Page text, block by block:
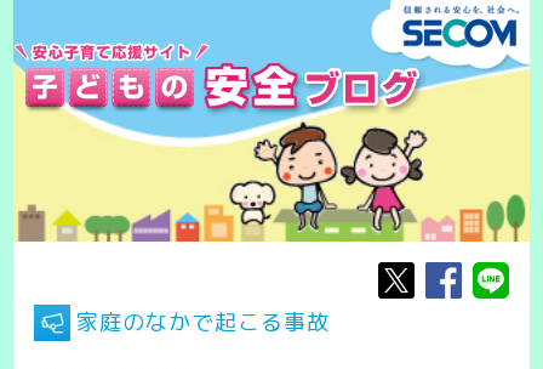
家庭のなかで起こる事故